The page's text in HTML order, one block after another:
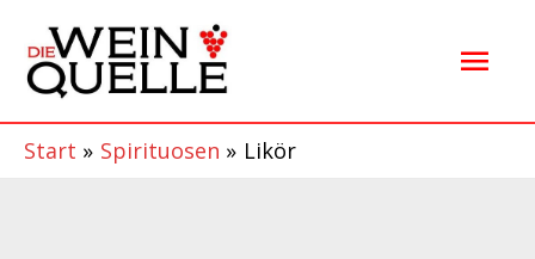
Inhalt
springen
Start Spirituosen Likör